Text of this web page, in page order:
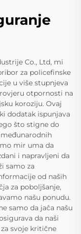
Co., Ltd, mi
za policefinske
u više stupnjeva
otpornosti na
koroziju. Ovaj
dodatak ispunjava
što stigne do
međunarodnih
mir uma da
i napravljeni da
samo za
od naših
za poboljšanje,
našu ponudu.
samo da jača našu
da naši
svoje kritične